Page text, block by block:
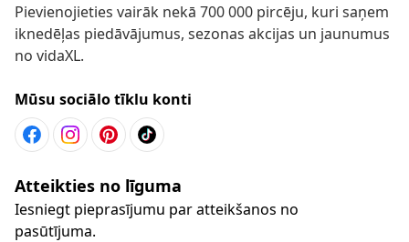
Pievienojieties vairāk nekā 700 000 pircēju, kuri saņem
iknedēļas piedāvājumus, sezonas akcijas un jaunumus
no vidaXL.
Mūsu sociālo tīklu konti
Atteikties no līguma
Iesniegt pieprasījumu par atteikšanos no
pasūtījuma.